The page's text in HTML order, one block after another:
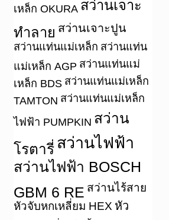
เหล็ก OKURA สว่านเจาะ
ทำลาย สว่านเจาะปูน
สว่านแท่นแม่เหล็ก สว่านแท่น
แม่เหล็ก AGP สว่านแท่นแม่
เหล็ก BDS สว่านแท่นแม่เหล็ก
TAMTON สว่านแท่นแม่เหล็ก
ไฟฟ้า PUMPKIN สว่าน
โรตารี่ สว่านไฟฟ้า
สว่านไฟฟ้า BOSCH
GBM 6 RE สว่านไร้สาย
หัวจับหกเหลี่ยม HEX หัว